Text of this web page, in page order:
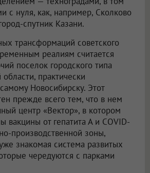
с нуля, как, например, Сколково
спутник Казани.
трансформаций советского
реалиям считается
поселок городского типа
практически
Новосибирску. Этот
прежде всего тем, что в нем
центр «Вектор», в котором
вакцины от гепатита А и COVID-
производственной зоны,
знакомая система развитых
чередуются с парками